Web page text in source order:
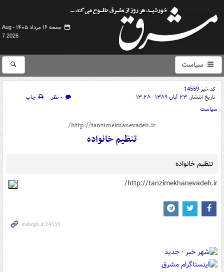
جمعه ۱۶ مرداد ۱۴۰۵ -
Aug
7 2026
سیاست
کد خبر14559
تاریخ انتشار: ۲۳ آبان ۱۳۸۹ - ۱۳:۲۸ ۰ نظر
چاپ
سیاست
http://tanzimekhanevadeh.ir/
تنظيم خانواده
تنظيم خانواده
http://tanzimekhanevadeh.ir/